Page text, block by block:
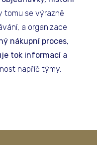
tomu se výrazně
a organizace
nákupní proces,
tok informacía
napříč týmy.